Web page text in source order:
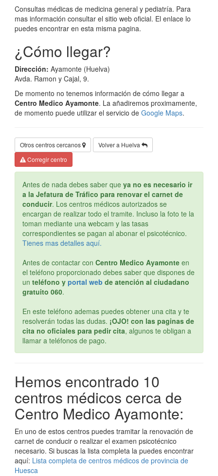
Consultas médicas de medicina general y pediatría. Para
mas información consultar el sitio web oficial. El enlace lo
puedes encontrar en esta misma pagina.
¿Cómo llegar?
Dirección: Ayamonte (Huelva)
Avda. Ramon y Cajal, 9.
De momento no tenemos información de cómo llegar a
Centro Medico Ayamonte. La añadiremos proximamente,
de momento puede utilizar el servicio de Google Maps.
Otros centros cercanos
Volver a Huelva
Corregir centro
Antes de nada debes saber que ya no es necesario ir
a la Jefatura de Tráfico para renovar el carnet de
conducir. Los centros médicos autorizados se
encargan de realizar todo el tramite. Incluso la foto te la
toman mediante una webcam y las tasas
correspondientes se pagan al abonar el psicotécnico.
Tienes mas detalles aquí.
Antes de contactar con Centro Medico Ayamonte en
el teléfono proporcionado debes saber que dispones de
un teléfono y portal web de atención al ciudadano
gratuito 060.
En este teléfono ademas puedes obtener una cita y te
resolverán todas las dudas. ¡OJO! con las paginas de
cita no oficiales para pedir cita, algunos te obligan a
llamar a teléfonos de pago.
Hemos encontrado 10
centros médicos cerca de
Centro Medico Ayamonte:
En uno de estos centros puedes tramitar la renovación de
carnet de conducir o realizar el examen psicotécnico
necesario. Si buscas la lista completa la puedes encontrar
aquí: Lista completa de centros médicos de provincia de
Huesca